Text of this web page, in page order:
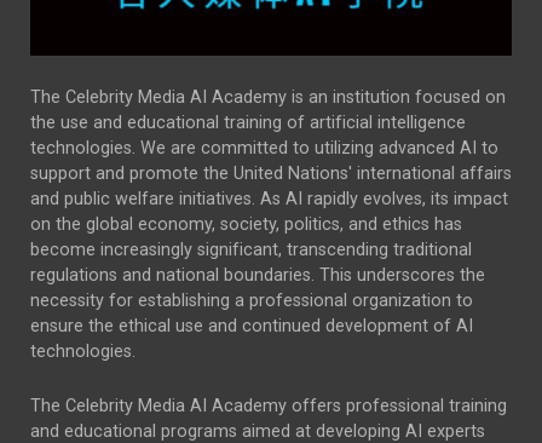
The Celebrity Media AI Academy is an institution focused on
the use and educational training of artificial intelligence
technologies. We are committed to utilizing advanced AI to
support and promote the United Nations' international affairs
and public welfare initiatives. As AI rapidly evolves, its impact
on the global economy, society, politics, and ethics has
become increasingly significant, transcending traditional
regulations and national boundaries. This underscores the
necessity for establishing a professional organization to
ensure the ethical use and continued development of AI
technologies.
The Celebrity Media AI Academy offers professional training
and educational programs aimed at developing AI experts